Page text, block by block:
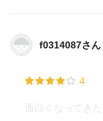
f0314087さん
4
面白くなってきた